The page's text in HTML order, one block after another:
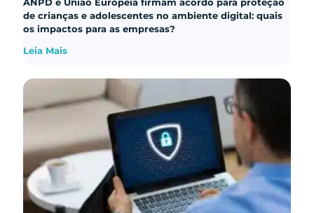
de crianças e adolescentes no ambiente digital: quais
os impactos para as empresas?
Leia Mais